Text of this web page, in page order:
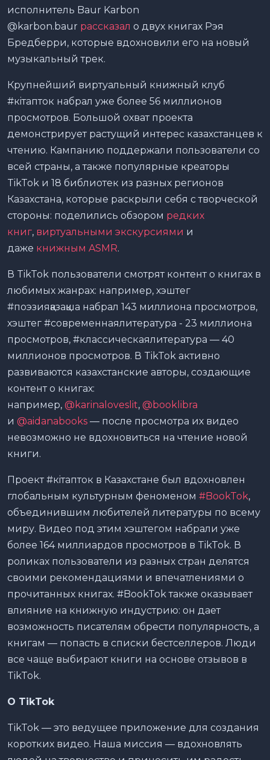
исполнитель Baur Karbon
@karbon.baur рассказал о двух книгах Рэя
Бредберри, которые вдохновили его на новый
музыкальный трек.
Крупнейший виртуальный книжный клуб
#кiтапток набрал уже более 56 миллионов
просмотров. Большой охват проекта
демонстрирует растущий интерес казахстанцев к
чтению. Кампанию поддержали пользователи со
всей страны, а также популярные креаторы
TikTok и 18 библиотек из разных регионов
Казахстана, которые раскрыли себя с творческой
стороны: поделились обзором редких
книг, виртуальными экскурсиями и
даже книжным ASMR.
В TikTok пользователи смотрят контент о книгах в
любимых жанрах: например, хэштег
#поэзияқазақша набрал 143 миллиона просмотров,
хэштег #современнаялитература - 23 миллиона
просмотров, #классическаялитература — 40
миллионов просмотров. В TikTok активно
развиваются казахстанские авторы, создающие
контент о книгах:
например, @karinaloveslit, @booklibra
и @aidanabooks — после просмотра их видео
невозможно не вдохновиться на чтение новой
книги.
Проект #кiтапток в Казахстане был вдохновлен
глобальным культурным феноменом #BookTok,
объединившим любителей литературы по всему
миру. Видео под этим хэштегом набрали уже
более 164 миллиардов просмотров в TikTok. В
роликах пользователи из разных стран делятся
своими рекомендациями и впечатлениями о
прочитанных книгах. #BookTok также оказывает
влияние на книжную индустрию: он дает
возможность писателям обрести популярность, а
книгам — попасть в списки бестселлеров. Люди
все чаще выбирают книги на основе отзывов в
TikTok.
О TikTok
TikTok — это ведущее приложение для создания
коротких видео. Наша миссия — вдохновлять